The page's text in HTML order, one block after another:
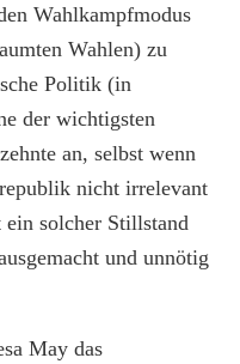
Wahlkampfmodus
Wahlen) zu
Politik (in
der wichtigsten
an, selbst wenn
nicht irrelevant
solcher Stillstand
und unnötig
May das